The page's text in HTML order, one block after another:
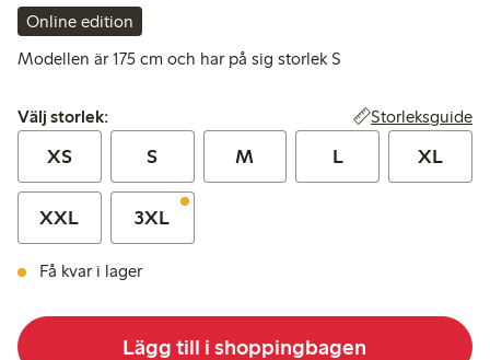
Online edition
Modellen är 175 cm och har på sig storlek S
Välj storlek:
Välj storlek: Storleksguide
XS S M L XL
XXL 3XL
Få kvar i lager
Lägg till i shoppingbagen